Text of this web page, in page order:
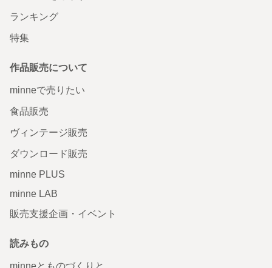
ランキング
特集
作品販売について
minneで売りたい
食品販売
ヴィンテージ販売
ダウンロード販売
minne PLUS
minne LAB
販売支援企画・イベント
読みもの
minneとものづくりと